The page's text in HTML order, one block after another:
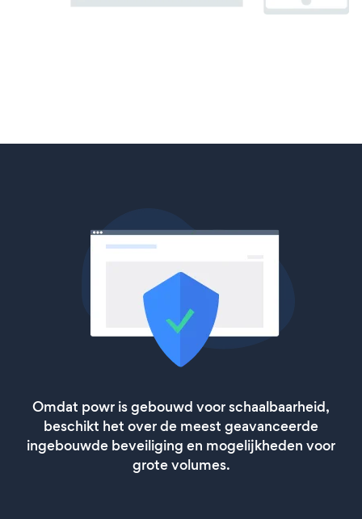
Omdat powr is gebouwd voor schaalbaarheid,
beschikt het over de meest geavanceerde
ingebouwde beveiliging en mogelijkheden voor
grote volumes.